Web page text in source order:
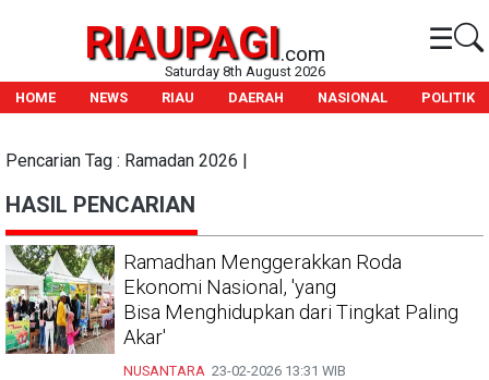
RIAUPAGI.com ☰
Saturday 8th August 2026
HOME
NEWS RIAU DAERAH NASIONAL POLITIK
Pencarian Tag : Ramadan 2026 |
HASIL PENCARIAN
Ramadhan Menggerakkan Roda
Ekonomi Nasional, 'yang
Bisa Menghidupkan dari Tingkat Paling
Akar'
NUSANTARA 23-02-2026 13:31 WIB